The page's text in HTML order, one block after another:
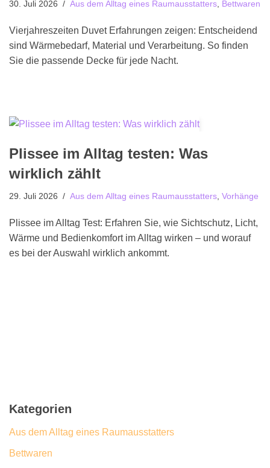
30. Juli 2026 Aus dem Alltag eines Raumausstatters Bettwaren
Vierjahreszeiten Duvet Erfahrungen zeigen: Entscheidend
sind Wärmebedarf, Material und Verarbeitung. So finden
Sie die passende Decke für jede Nacht.
Plissee im Alltag testen: Was
wirklich zählt
29. Juli 2026 Aus dem Alltag eines Raumausstatters Vorhänge
Plissee im Alltag Test: Erfahren Sie, wie Sichtschutz, Licht,
Wärme und Bedienkomfort im Alltag wirken – und worauf
es bei der Auswahl wirklich ankommt.
Kategorien
Aus dem Alltag eines Raumausstatters
Bettwaren